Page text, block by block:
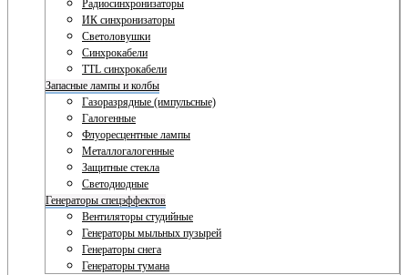
Радиосинхронизаторы
ИК синхронизаторы
Светоловушки
Синхрокабели
TTL синхрокабели
Запасные лампы и колбы
Газоразрядные (импульсные)
Галогенные
Флуоресцентные лампы
Металлогалогенные
Защитные стекла
Светодиодные
Генераторы спецэффектов
Вентиляторы студийные
Генераторы мыльных пузырей
Генераторы снега
Генераторы тумана